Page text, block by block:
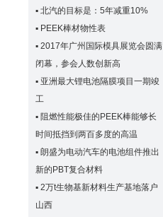
▪ 北汽的目标是：5年减重10%
▪ PEEK棒材物性表
▪ 2017年广州国际模具展览会圆满
闭幕，参会人数创新高
▪ 亚洲最大锂电池隔膜项目一期竣
工
▪ 阻燃性能极佳的PEEK棒能够长
时间抵挡到两百多度的高温
▪ 朗盛为电动汽车的电池组件推出
新的PBT复合材料
▪ 2万t生物基新材料生产基地落户
山西